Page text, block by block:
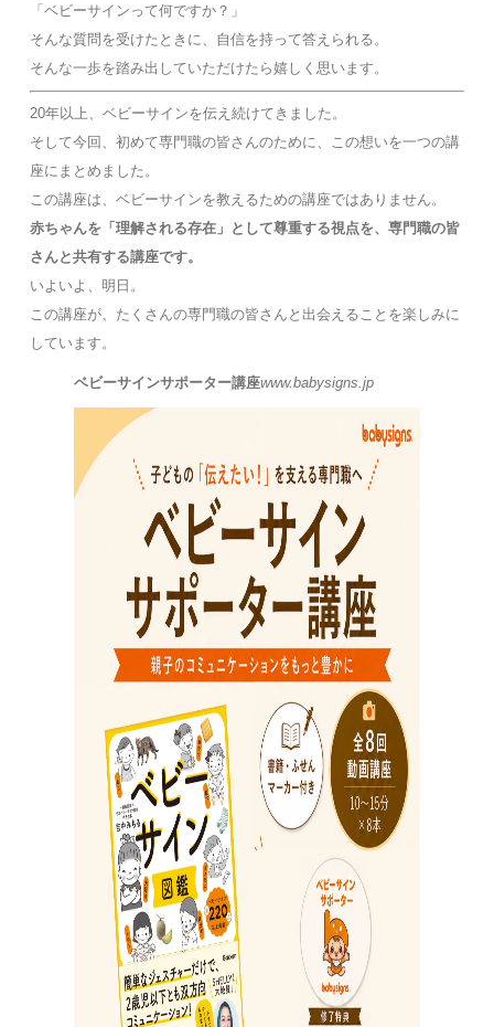
「ベビーサインって何ですか？」
そんな質問を受けたときに、自信を持って答えられる。
そんな一歩を踏み出していただけたら嬉しく思います。
20年以上、ベビーサインを伝え続けてきました。
そして今回、初めて専門職の皆さんのために、この想いを一つの講
座にまとめました。
この講座は、ベビーサインを教えるための講座ではありません。
赤ちゃんを「理解される存在」として尊重する視点を、専門職の皆
さんと共有する講座です。
いよいよ、明日。
この講座が、たくさんの専門職の皆さんと出会えることを楽しみに
しています。
ベビーサインサポーター講座www.babysigns.jp